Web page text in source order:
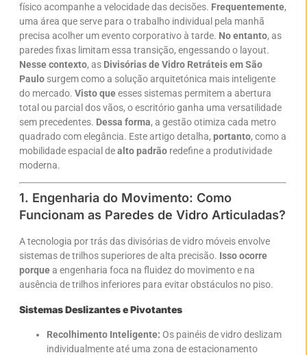
físico acompanhe a velocidade das decisões. Frequentemente,
uma área que serve para o trabalho individual pela manhã
precisa acolher um evento corporativo à tarde. No entanto, as
paredes fixas limitam essa transição, engessando o layout.
Nesse contexto, as Divisórias de Vidro Retráteis em São
Paulo surgem como a solução arquitetónica mais inteligente
do mercado. Visto queesses sistemas permitem a abertura
total ou parcial dos vãos, o escritório ganha uma versatilidade
sem precedentes. Dessa forma, a gestão otimiza cada metro
quadrado com elegância. Este artigo detalha, portanto, como a
mobilidade espacial dealto padrão redefine a produtividade
moderna.
1. Engenharia do Movimento: Como
Funcionam as Paredes de Vidro Articuladas?
A tecnologia por trás das divisórias de vidro móveis envolve
sistemas de trilhos superiores de alta precisão. Isso ocorre
porquea engenharia foca na fluidez do movimento e na
ausência de trilhos inferiores para evitar obstáculos no piso.
Sistemas Deslizantes e Pivotantes
Recolhimento Inteligente: Os painéis de vidro deslizam
individualmente até uma zona de estacionamento